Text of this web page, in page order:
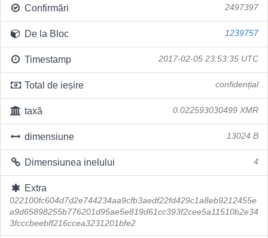
Confirmări 2497397
De la Bloc 1239757
Timestamp 2017-02-05 23:53:35 UTC
Total de ieșire confidențial
taxă 0.022593030499 XMR
dimensiune 13024 B
Dimensiunea inelului 4
Extra
022100fc604d7d2e744234aa9cfb3aedf22fd429c1a8eb9212455e
a9d65898255b776201d95ae5e819d61cc393f2cee5a11510b2e34
3fcccbeebff216ccea3231201bfe2